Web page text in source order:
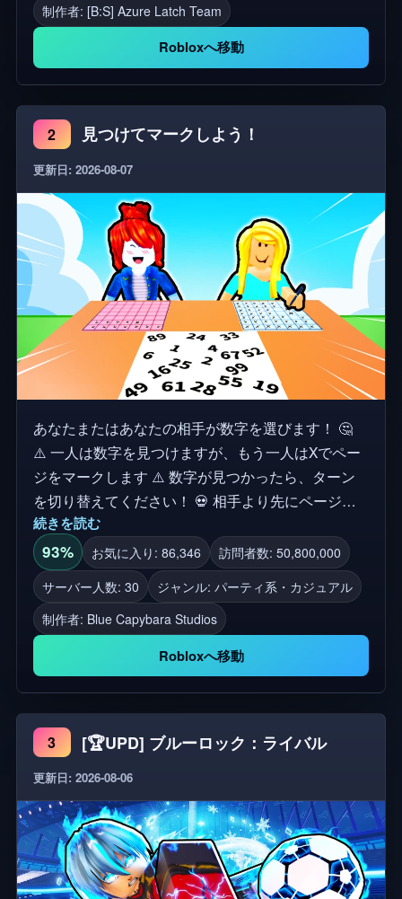
制作者: [B:S] Azure Latch Team
Robloxへ移動
2 見つけてマークしよう！
更新日: 2026-08-07
あなたまたはあなたの相手が数字を選びます！ 🤔
⚠️ 一人は数字を見つけますが、もう一人はXでペー
ジをマークします ⚠️ 数字が見つかったら、ターン
を切り替えてください！ 💀 相手より先にページを
埋めてしまうか、負けます！ 番号を見つけ、ページ
にマークするのも早くしましょう！！ ✨ゲームに
「いいね」と「お気に入り」を押してサポートして
ください！
続きを読む
93% お気に入り: 86,346
訪問者数: 50,800,000
サーバー人数: 30
ジャンル: パーティ系・カジュアル
制作者: Blue Capybara Studios
Robloxへ移動
3 [🏆UPD] ブルーロック：ライバル
更新日: 2026-08-06